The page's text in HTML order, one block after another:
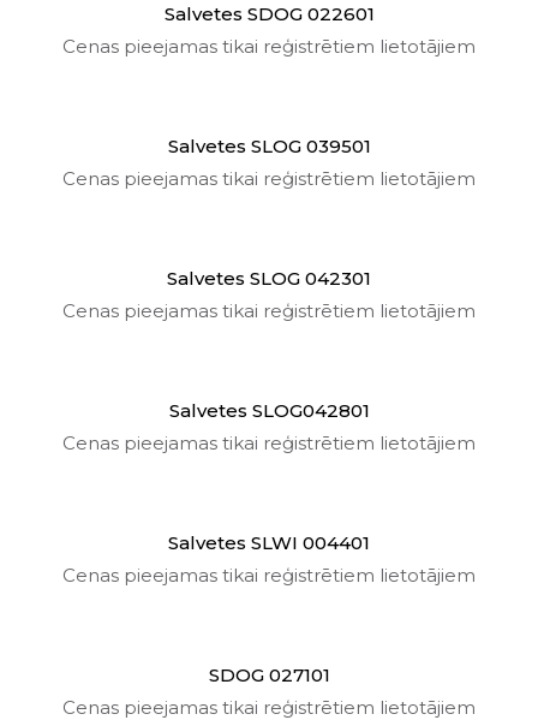
Salvetes SDOG 022601
Cenas pieejamas tikai reģistrētiem lietotājiem
Salvetes SLOG 039501
Cenas pieejamas tikai reģistrētiem lietotājiem
Salvetes SLOG 042301
Cenas pieejamas tikai reģistrētiem lietotājiem
Salvetes SLOG042801
Cenas pieejamas tikai reģistrētiem lietotājiem
Salvetes SLWI 004401
Cenas pieejamas tikai reģistrētiem lietotājiem
SDOG 027101
Cenas pieejamas tikai reģistrētiem lietotājiem